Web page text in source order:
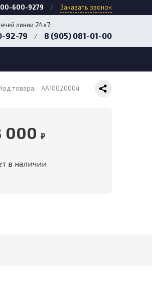
600-9279 / Заказать звонок
линии 24х7:
92-79 / 8 (905) 081-01-00
товара: AA10020004
000 ₽
в наличии